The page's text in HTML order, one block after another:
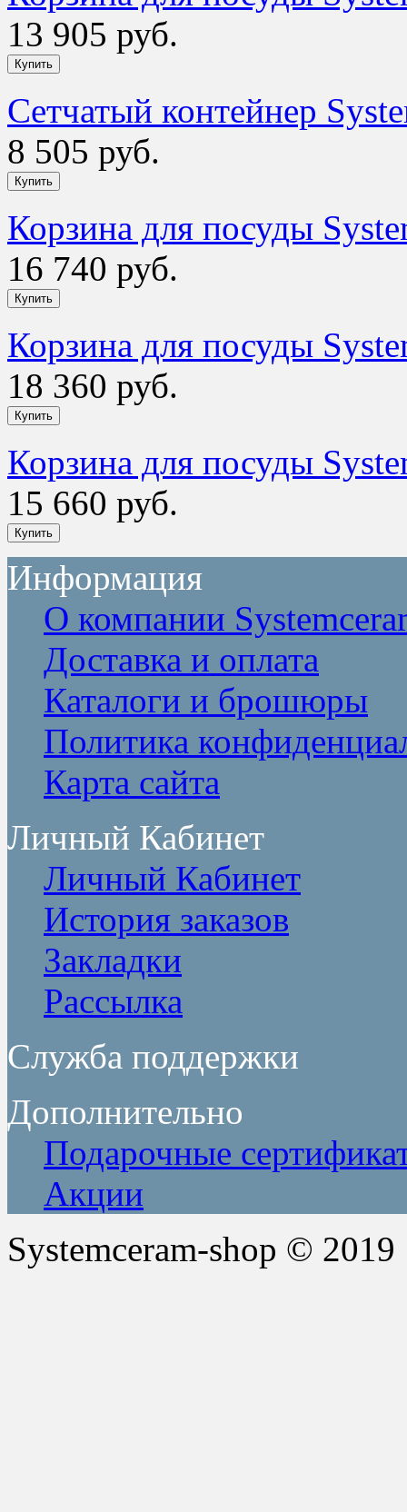
13 905 руб.
Сетчатый контейнер
8 505 руб.
Корзина для посуды
16 740 руб.
Корзина для посуды
18 360 руб.
Корзина для посуды
15 660 руб.
Информация
О компании
Доставка и оплата
Каталоги и брошюры
Политика
Карта сайта
Личный Кабинет
Личный Кабинет
История заказов
Закладки
Рассылка
Служба поддержки
Дополнительно
Подарочные
Акции
Systemceram-shop © 2019